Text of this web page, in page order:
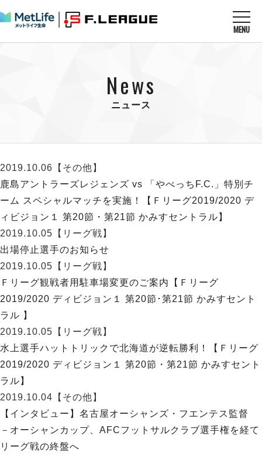
MENU
U-23選抜
クラブ
チケット
メディア情報
フットサル日本代表
その他
MATCHES
順位表
戦績表
警告・退場・出場停止選手
個人ランキング｜ゴール
個人ランキング｜シュート
個人ランキング｜シュート成功率
個人ランキング｜第2PK
メットライフ生命Ｆ２リーグ
試合日程
順位表
戦績表
警告・退場・出場停止選手
個人ランキング｜ゴール
個人ランキング｜シュート
個人ランキング｜シュート成功率
個人ランキング｜第2PK
メットライフ生命Ｆ１リーグ
エスポラーダ北海道
バルドラール浦安
フウガドールすみだ
しながわシティ
立川アスレティックFC
ペスカドーラ町田
湘南ベルマーレ
名古屋オーシャンズ
シュライカー大阪
ボルクバレット北九州
バサジィ大分
メットライフ生命Ｆ２リーグ
ヴォスクオーレ仙台
マルバ水戸FC
チケットを買う
アリーナ情報 ARENA
リーグ概要 ABOUT US
リーグ概要
日本フットサルリーグについて
大会概要
リーグ要項
クラブライセンス関連
アリーナ観戦マナー&ルール
過去の記録 ARCHIVE
過去の試合記録
ディビジョン1 試合記録
ディビジョン2 試合記録
Ｆリーグカップ 試合記録
リーグ統計データ
プロジェクト PROJECT
ABeam AWARD
DIVISION 01
News
ニュース
2019.10.06 【その他】
鹿島アントラーズレジェンズ vs 「やべっちF.C.」特別チ
ーム スペシャルマッチを実施！【Ｆリーグ2019/2020 デ
ィビジョン１ 第20節・第21節 かみすセントラル】
2019.10.05 【リーグ戦】
出場停止選手のお知らせ
2019.10.05 【リーグ戦】
Ｆリーグ観戦者用駐車場変更のご案内【Ｆリーグ
2019/2020 ディビジョン１ 第20節･第21節 かみすセント
ラル 】
2019.10.05 【リーグ戦】
水上選手ハットトリックで北海道が逆転勝利！【Ｆリーグ
2019/2020 ディビジョン１ 第20節・第21節 かみすセント
ラル】
2019.10.04 【その他】
【インタビュー】名古屋オーシャンズ・フエンテス監督
－オーシャンカップ、AFCフットサルクラブ選手権を経て
リーグ戦の終盤へ